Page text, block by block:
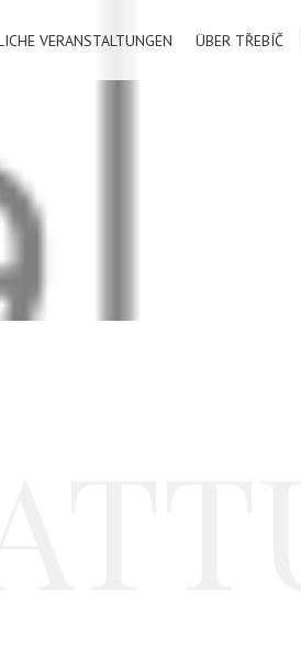
VERANSTALTUNGEN ÜBER TŘEBÍČ